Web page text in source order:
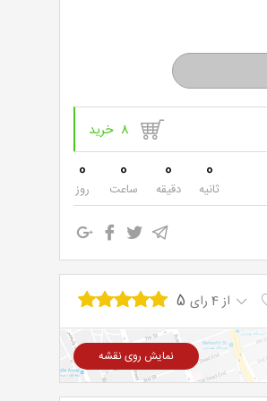
8 خرید
0
روز
0
ساعت
0
دقیقه
0
ثانیه
از 4 رای 5
نمایش روی نقشه